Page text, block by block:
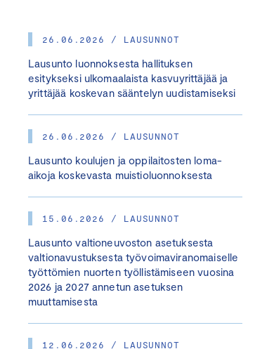
26.06.2026 / LAUSUNNOT
Lausunto luonnoksesta hallituksen
esitykseksi ulkomaalaista kasvuyrittäjää ja
yrittäjää koskevan sääntelyn uudistamiseksi
26.06.2026 / LAUSUNNOT
Lausunto koulujen ja oppilaitosten loma-
aikoja koskevasta muistioluonnoksesta
15.06.2026 / LAUSUNNOT
Lausunto valtioneuvoston asetuksesta
valtionavustuksesta työvoimaviranomaiselle
työttömien nuorten työllistämiseen vuosina
2026 ja 2027 annetun asetuksen
muuttamisesta
12.06.2026 / LAUSUNNOT